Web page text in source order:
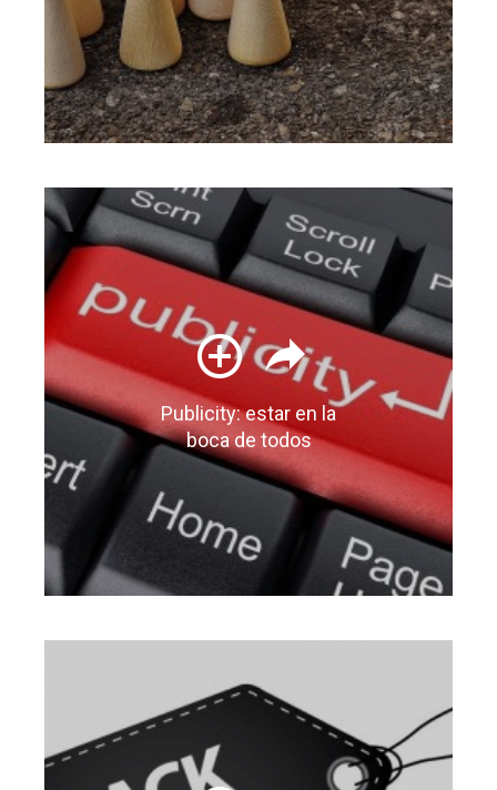
Publicity: estar en la
boca de todos